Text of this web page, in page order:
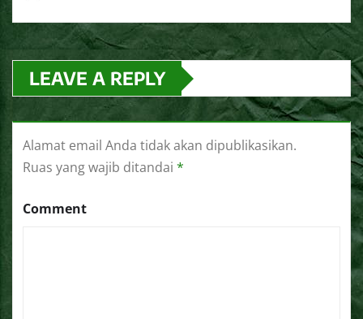
LEAVE A REPLY
Alamat email Anda tidak akan dipublikasikan.
Ruas yang wajib ditandai *
Comment